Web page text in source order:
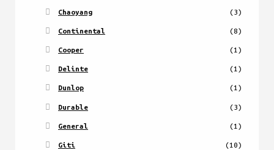
Chaoyang (3)
Continental (8)
Cooper (1)
Delinte (1)
Dunlop (1)
Durable (3)
General (1)
Giti (10)